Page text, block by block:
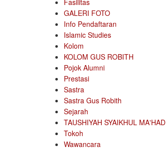
Fasilitas
GALERI FOTO
Info Pendaftaran
Islamic Studies
Kolom
KOLOM GUS ROBITH
Pojok Alumni
Prestasi
Sastra
Sastra Gus Robith
Sejarah
TAUSHIYAH SYAIKHUL MA'HAD
Tokoh
Wawancara